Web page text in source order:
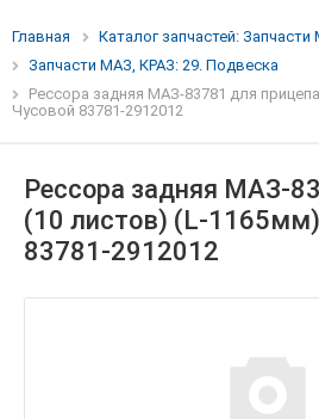
Главная
Каталог запчастей:
Запчасти МАЗ, КРАЗ: 29. Подвеска
Рессора задняя МАЗ-83781 для
Чусовой 83781-2912012
Рессора задняя МАЗ-
(10 листов) (L-
83781-2912012